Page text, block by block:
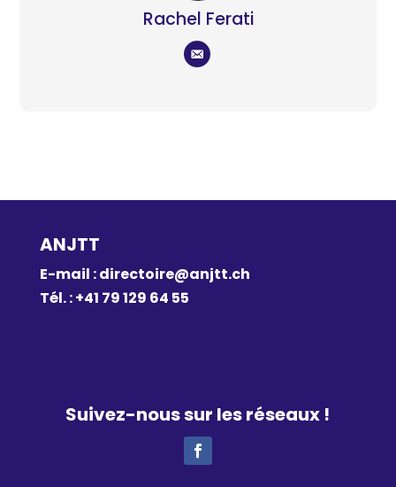
Rachel Ferati
ANJTT
E-mail :directoire@anjtt.ch
Tél. : +41 79 129 64 55
Suivez-nous sur les réseaux !